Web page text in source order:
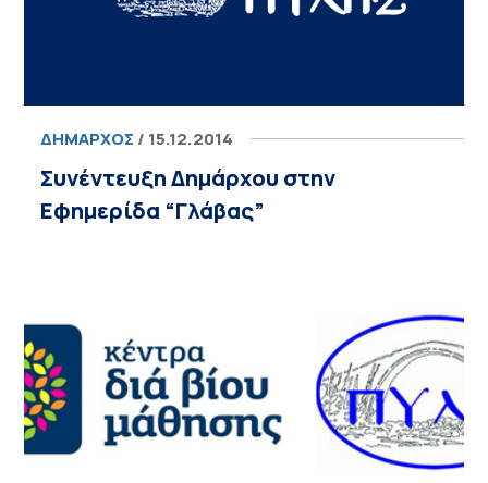
ΔΉΜΑΡΧΟΣ / 15.12.2014
Συνέντευξη Δημάρχου στην
Εφημερίδα “Γλάβας”